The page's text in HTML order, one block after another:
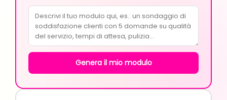
Genera il mio modulo